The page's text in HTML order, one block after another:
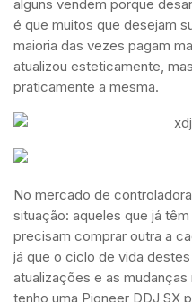
alguns vendem porque
é que muitos que desejam
maioria das vezes pagam
atualizou esteticamente,
praticamente a mesma.
No mercado de
situação: aqueles que já
precisam comprar outra a
já que o ciclo de vida
atualizações e as
tenho uma Pioneer DDJ SX